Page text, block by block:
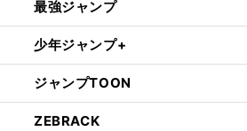
最強ジャンプ
少年ジャンプ+
ジャンプTOON
ZEBRACK